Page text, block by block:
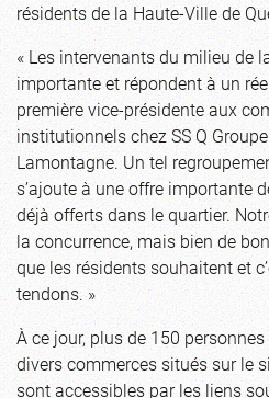
résidents de la Haute-Ville de
« Les intervenants du milieu de
importante et répondent à un
première vice-présidente aux
institutionnels chez SS Q
Lamontagne. Un tel
s’ajoute à une offre importante
déjà offerts dans le quartier.
la concurrence, mais bien de
que les résidents souhaitent et
tendons. »
À ce jour, plus de 150
divers commerces situés sur le
sont accessibles par les liens